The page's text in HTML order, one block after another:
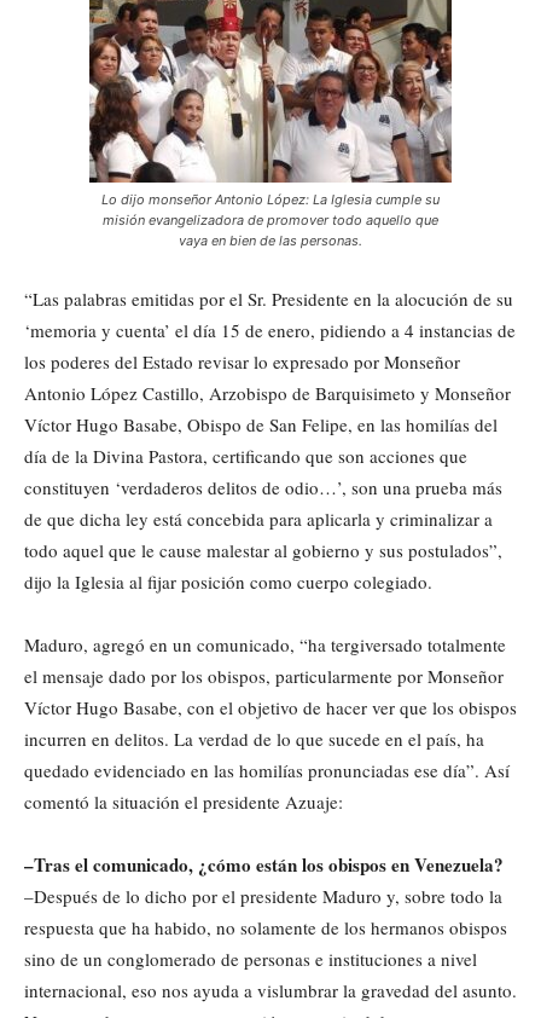
Lo dijo monseñor Antonio López: La Iglesia cumple su
misión evangelizadora de promover todo aquello que
vaya en bien de las personas.
“Las palabras emitidas por el Sr. Presidente en la alocución de su
‘memoria y cuenta’ el día 15 de enero, pidiendo a 4 instancias de
los poderes del Estado revisar lo expresado por Monseñor
Antonio López Castillo, Arzobispo de Barquisimeto y Monseñor
Víctor Hugo Basabe, Obispo de San Felipe, en las homilías del
día de la Divina Pastora, certificando que son acciones que
constituyen ‘verdaderos delitos de odio…’, son una prueba más
de que dicha ley está concebida para aplicarla y criminalizar a
todo aquel que le cause malestar al gobierno y sus postulados”,
dijo la Iglesia al fijar posición como cuerpo colegiado.
Maduro, agregó en un comunicado, “ha tergiversado totalmente
el mensaje dado por los obispos, particularmente por Monseñor
Víctor Hugo Basabe, con el objetivo de hacer ver que los obispos
incurren en delitos. La verdad de lo que sucede en el país, ha
quedado evidenciado en las homilías pronunciadas ese día”. Así
comentó la situación el presidente Azuaje:
–Tras el comunicado, ¿cómo están los obispos en Venezuela?
–Después de lo dicho por el presidente Maduro y, sobre todo la
respuesta que ha habido, no solamente de los hermanos obispos
sino de un conglomerado de personas e instituciones a nivel
internacional, eso nos ayuda a vislumbrar la gravedad del asunto.